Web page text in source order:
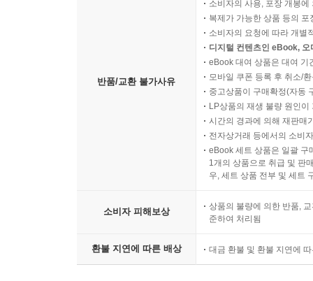
반품/교환 불가사유
소비자의 사용, 포장 개봉
복제가 가능한 상품 등의
소비자의 요청에 따라 개별
디지털 컨텐츠인 eBook,
eBook 대여 상품은 대여 기
모바일 쿠폰 등록 후 취소/
중고상품이 구매확정(자동
LP상품의 재생 불량 원인
시간의 경과에 의해 재판매
전자상거래 등에서의 소비
eBook 세트 상품은 일괄 구
1개의 상품으로 취급 및 판
우, 세트 상품 전부 및 세트
소비자 피해보상
상품의 불량에 의한 반품,
준하여 처리됨
환불 지연에 따른 배상 대금 환불 및 환불 지연에